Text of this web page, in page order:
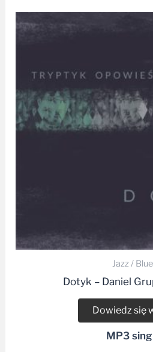
Jazz /
Dotyk – Daniel
Dowiedz się
MP3
Dodaj do